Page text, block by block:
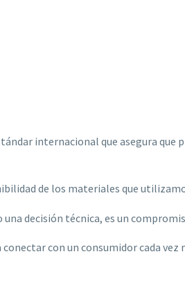
internacional que asegura
de los materiales que
decisión técnica, es un
con un consumidor cada vez